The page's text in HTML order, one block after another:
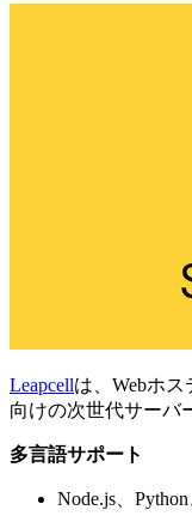
Leapcellは、Webホ
向けの次世代サーバ
多言語サポート
Node.js、